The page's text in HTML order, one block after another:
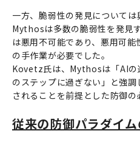
一方、脆弱性の発見については
Mythosは多数の脆弱性を発見
は悪用不可能であり、悪用可
の手作業が必要でした。
Kovetz氏は、Mythosは「AIの
のステップに過ぎない」と強
されることを前提とした防御の
従来の防御パラダイ